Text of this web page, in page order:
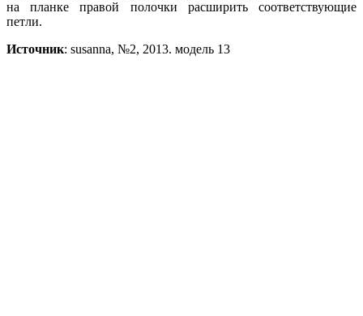
на планке правой полочки расширить соответствующие
петли.
Источник: susanna, №2, 2013. модель 13